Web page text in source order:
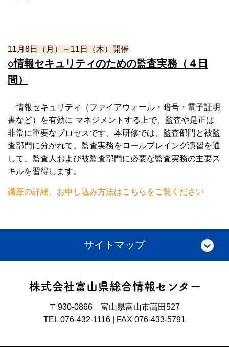
11月8日（月）～11日（木）開催
◇情報セキュリティのための監査実務（４日
間）
情報セキュリティ（ファイアウォール・暗号・電子証明
書など）を有効に マネジメントする上で、監査や是正は
非常に重要なプロセスです。本研修では、監査部門と被監
査部門に分かれて、監査実務をロールプレイング演習を通
して、監査人および被監査部門に必要な監査実務の主要ス
キルを習得します。
講座の詳細、お申し込み方法はこちらをご覧ください
サイトマップ
〒930-0866 富山県富山市高田527
TEL 076-432-1116 | FAX 076-433-5791